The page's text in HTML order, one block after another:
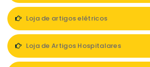
Loja de artigos elétricos
Loja de Artigos Hospitalares